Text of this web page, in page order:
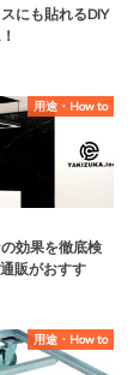
にも貼れるDIY
用途・How to
効果を徹底検
販がおすす
用途・How to